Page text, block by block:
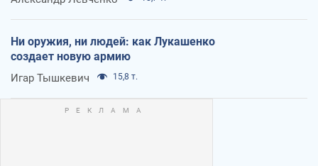
Ни оружия, ни людей: как Лукашенко
создает новую армию
Игар Тышкевич 15,8 т.